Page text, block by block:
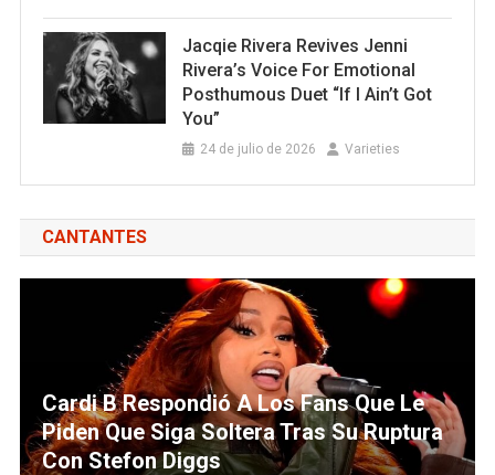
Jacqie Rivera Revives Jenni
Rivera’s Voice For Emotional
Posthumous Duet “If I Ain’t Got
You”
24 de julio de 2026 Varieties
CANTANTES
Cardi B Respondió A Los Fans Que Le
Piden Que Siga Soltera Tras Su Ruptura
Con Stefon Diggs